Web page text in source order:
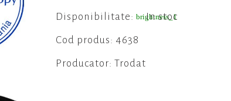
Disponibilitate: brightness_1
In stoc
Cod produs: 4638
Producator: Trodat